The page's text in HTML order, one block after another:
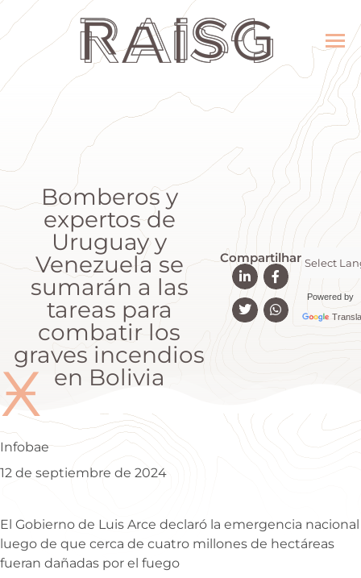
Bomberos y
expertos de
Uruguay y
Venezuela se
sumarán a las
tareas para
combatir los
graves incendios
en Bolivia
Compartilhar
Powered by
Ӿ
Infobae
12 de septiembre de 2024
El Gobierno de Luis Arce declaró la emergencia nacional
luego de que cerca de cuatro millones de hectáreas
fueran dañadas por el fuego